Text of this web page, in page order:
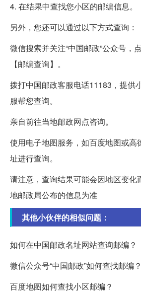
4. 在结果中查找您小区的邮编信息。
另外，您还可以通过以下方式查询：
微信搜索并关注“中国邮政”公众号，
【邮编查询】。
拨打中国邮政客服电话11183，提供
服帮您查询。
亲自前往当地邮政网点咨询。
使用电子地图服务，如百度地图或高
址进行查询。
请注意，查询结果可能会因地区变化
地邮政局公布的信息为准
其他小伙伴的相似问题：
如何在中国邮政名址网站查询邮编？
微信公众号“中国邮政”如何查找邮编？
百度地图如何查找小区邮编？